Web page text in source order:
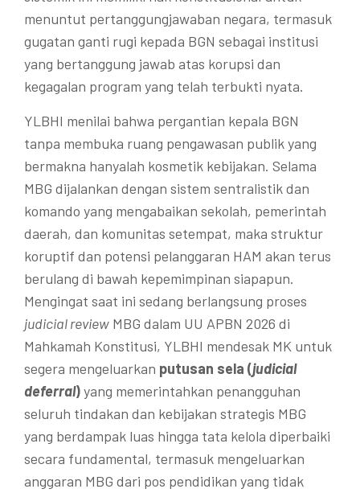
menuntut pertanggungjawaban negara, termasuk
gugatan ganti rugi kepada BGN sebagai institusi
yang bertanggung jawab atas korupsi dan
kegagalan program yang telah terbukti nyata.
YLBHI menilai bahwa pergantian kepala BGN
tanpa membuka ruang pengawasan publik yang
bermakna hanyalah kosmetik kebijakan. Selama
MBG dijalankan dengan sistem sentralistik dan
komando yang mengabaikan sekolah, pemerintah
daerah, dan komunitas setempat, maka struktur
koruptif dan potensi pelanggaran HAM akan terus
berulang di bawah kepemimpinan siapapun.
Mengingat saat ini sedang berlangsung proses
judicial review MBG dalam UU APBN 2026 di
Mahkamah Konstitusi, YLBHI mendesak MK untuk
segera mengeluarkan putusan sela (judicial
deferral)yang memerintahkan penangguhan
seluruh tindakan dan kebijakan strategis MBG
yang berdampak luas hingga tata kelola diperbaiki
secara fundamental, termasuk mengeluarkan
anggaran MBG dari pos pendidikan yang tidak